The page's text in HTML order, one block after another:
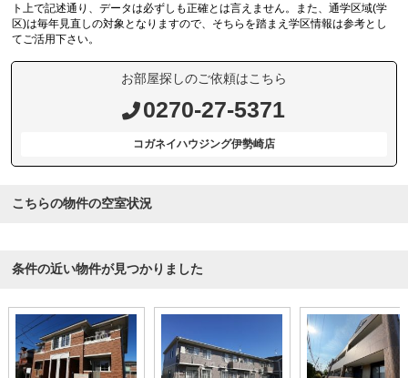
ト上で記述通り、データは必ずしも正確とは言えません。また、通学区域(学
区)は毎年見直しの対象となりますので、そちらを踏まえ学区情報は参考とし
てご活用下さい。
お部屋探しのご依頼はこちら
0270-27-5371
コガネイハウジング伊勢崎店
こちらの物件の空室状況
条件の近い物件が見つかりました